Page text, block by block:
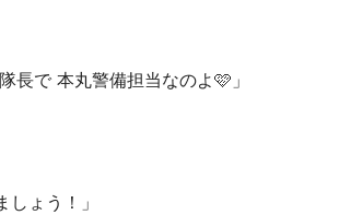
長で 本丸警備担当なのよ🩷」
ょう！️」